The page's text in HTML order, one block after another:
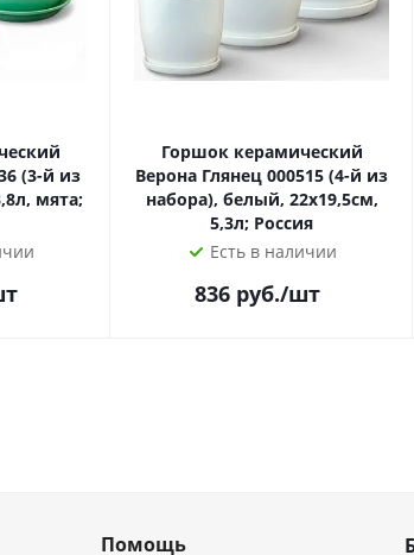
(3-й из
мята;
Горшок керамический
Верона Глянец 000515 (4-й из
набора), белый, 22х19,5см,
5,3л; Россия
Есть в наличии
836 руб./шт
Помощь